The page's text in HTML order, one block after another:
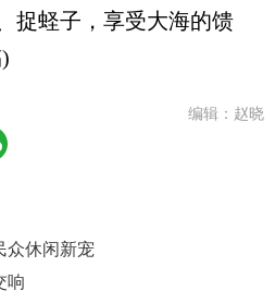
捉蛏子，享受大海的馈
编辑：赵晓
众休闲新宠
响